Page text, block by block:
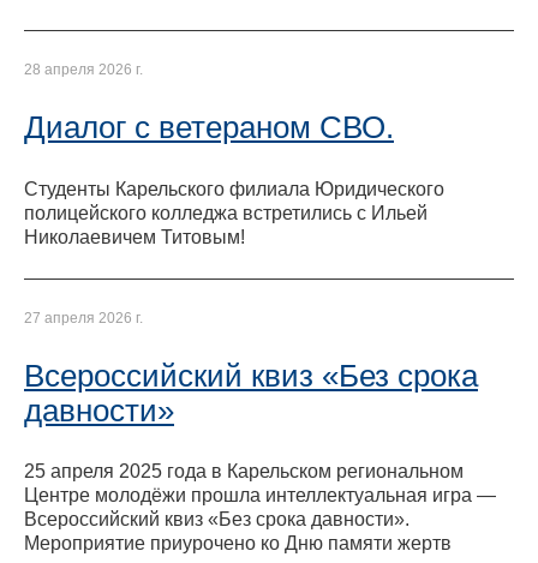
28 апреля 2026 г.
Диалог с ветераном СВО.
Студенты Карельского филиала Юридического
полицейского колледжа встретились с Ильей
Николаевичем Титовым!
27 апреля 2026 г.
Всероссийский квиз «Без срока
давности»
25 апреля 2025 года в Карельском региональном
Центре молодёжи прошла интеллектуальная игра —
Всероссийский квиз «Без срока давности».
Мероприятие приурочено ко Дню памяти жертв